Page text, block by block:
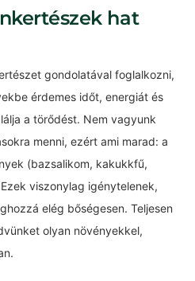
hat
gondolatával foglalkozni,
érdemes időt, energiát és
a törődést. Nem vagyunk
menni, ezért ami marad: a
(bazsalikom, kakukkfű,
viszonylag igénytelenek,
elég bőségesen. Teljesen
olyan növényekkel,